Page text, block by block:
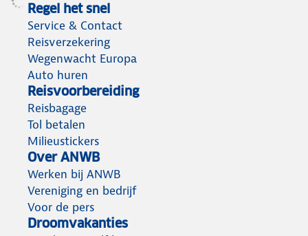
Regel het snel
Service & Contact
Reisverzekering
Wegenwacht Europa
Auto huren
Reisvoorbereiding
Reisbagage
Tol betalen
Milieustickers
Over ANWB
Werken bij ANWB
Vereniging en bedrijf
Voor de pers
Droomvakanties